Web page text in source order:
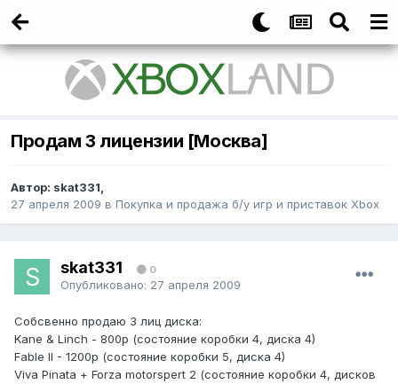
Продам 3 лицензии [Москва]
Автор: skat331,
27 апреля 2009 в Покупка и продажа б/у игр и приставок Xbox
skat331 0
Опубликовано: 27 апреля 2009
Собсвенно продаю 3 лиц диска:
Kane & Linch - 800р (состояние коробки 4, диска 4)
Fable II - 1200р (состояние коробки 5, диска 4)
Viva Pinata + Forza motorspert 2 (состояние коробки 4, дисков